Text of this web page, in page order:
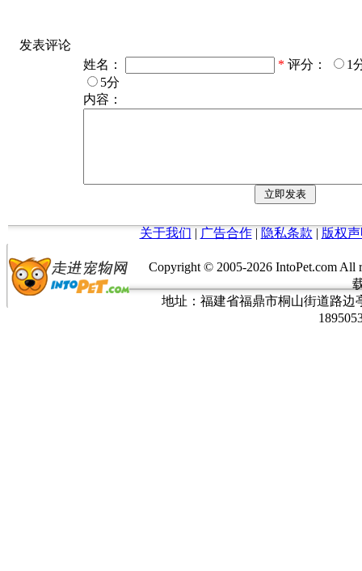
发表评论
姓名：
* 评分：
1
5分
内容：
关于我们 | 广告合作| 隐私条款 | 版权
Copyright © 2005-2026 IntoPet.com
地址：福建省福鼎市桐山街道路边